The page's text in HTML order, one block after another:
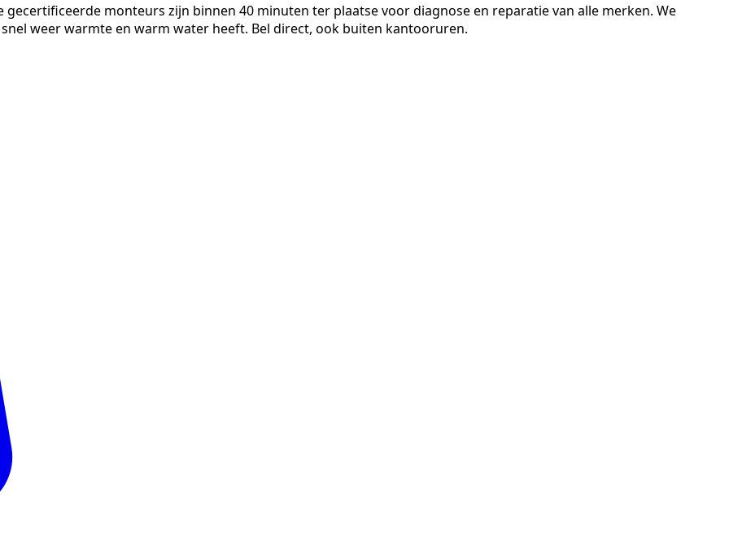
monteurs zijn binnen 40 minuten ter plaatse voor diagnose en reparatie van alle merken. We
weer warmte en warm water heeft. Bel direct, ook buiten kantooruren.